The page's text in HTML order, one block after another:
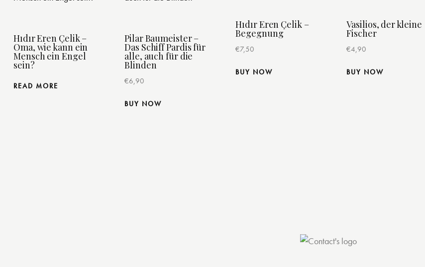
Hıdır Eren Çelik –
Oma, wie kann ein
Mensch ein Engel
sein?
READ MORE
Pilar Baumeister –
Das Schiff Pardis für
alle, auch für die
Blinden
€6,90
BUY NOW
Hıdır Eren Çelik –
Begegnung
€7,50
BUY NOW
Vasilios, der kleine
Fischer
€4,90
BUY NOW